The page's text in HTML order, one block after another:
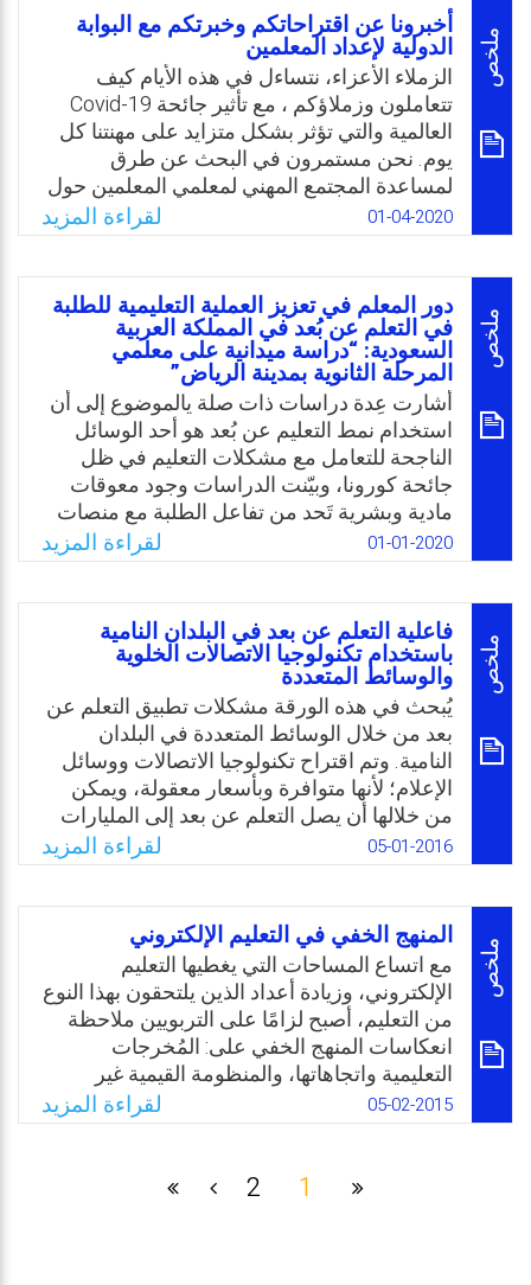
الصعوبات المشتركة تمت المواجهة؟ (2) أي
حلول وجدت؟ (3) ماذا يمكن أن نتعلم للمستقبل،
من أجل أن نعمل بشكل صحيح حتى في الأيام
الروتينية؟
WhatsApp
Facebook
Twitter
Email
ملخص
أخبرونا عن اقتراحاتكم وخبرتكم مع البوابة
الدولية لإعداد المعلمين
الزملاء الأعزاء، نتساءل في هذه الأيام كيف
تتعاملون وزملاؤكم ، مع تأثير جائحة Covid-19
العالمية والتي تؤثر بشكل متزايد على مهنتنا كل
يوم. نحن مستمرون في البحث عن طرق
لمساعدة المجتمع المهني لمعلمي المعلمين حول
العالم ، من خلال البوابة الدولية لإعداد المعلمين.
سنكون ممتنين إذا استطعتم أن تكتبوا لنا أفكاركم
واقتراحاتكم وطلباتكم ونعدكم بالنظر فيها وأخذها
في الحسبان.
WhatsApp
Facebook
Twitter
Email
01-04-2020 لقراءة المزيد
ملخص
دور المعلم في تعزيز العملية التعليمية للطلبة
في التعلم عن بُعد في المملكة العربية
السعودية: “دراسة ميدانية على معلمي
المرحلة الثانوية بمدينة الرياض”
أشارت عِدة دراسات ذات صلة يالموضوع إلى أن
استخدام نمط التعليم عن بُعد هو أحد الوسائل
الناجحة للتعامل مع مشكلات التعليم في ظل
جائحة كورونا، وبيّنت الدراسات وجود معوقات
مادية وبشرية تَحد من تفاعل الطلبة مع منصات
التعلم، ومنها: عدم توفر الإنترنت، وقلة الأجهزة،
وضعف في المهارات المطلوبة. بينما أشارت
دراسات أخرى لإيجابيات استخدام نمط التعلم
عن بُعد، مثل زيادة ثقافة الطلبة بمهارات
الحاسوب، وتقديم المادة التعليمية بطرق مشوقة
تُساعد الطلبة على الاحتفاظ بالمعلومات لفترات
أطول، كما وتقدم التغذية الراجعة الفورية
والمستمرة للمتعلم؛ وعليه تلخصت مشكلة
الدراسة بدور المعلم في تعزيز العملية التعليمية
للطلبة في التعلم عن بُعد بالمملكة العربية
السعودية.
WhatsApp
Facebook
Twitter
Email
01-01-2020 لقراءة المزيد
ملخص
فاعلية التعلم عن بعد في البلدان النامية
باستخدام تكنولوجيا الاتصالات الخلوية
والوسائط المتعددة
يُبحث في هذه الورقة مشكلات تطبيق التعلم عن
بعد من خلال الوسائط المتعددة في البلدان
النامية. وتم اقتراح تكنولوجيا الاتصالات ووسائل
الإعلام؛ لأنها متوافرة وبأسعار معقولة، ويمكن
من خلالها أن يصل التعلم عن بعد إلى المليارات
من الناس بطريقة فعّالة. وكذلك تم تقديم بعض
الأمثلة على الإنجازات التي تحققت في هذا
المجال. وهناك حاجة إلى المزيد من البحوث التي
يتعين القيام بها للاستفادة من فرصة الوصول إلى
البلايين في الدول النامية من خلال تكنولوجيا
الاتصالات، وتكنولوجيا الوسائط المتعددة، وتوجيه
التكنولوجيا متعددة الوسائط لنقلها إلى هذه
المواقع.
WhatsApp
Facebook
Twitter
Email
05-01-2016 لقراءة المزيد
ملخص
المنهج الخفي في التعليم الإلكتروني
مع اتساع المساحات التي يغطيها التعليم
الإلكتروني، وزيادة أعداد الذين يلتحقون بهذا النوع
من التعليم، أصبح لزامًا على التربويين ملاحظة
انعكاسات المنهج الخفي على: المُخرجات
التعليمية واتجاهاتها، والمنظومة القيمية غير
المقصودة في المنهاج والمقررات الإلكترونية
وانعكاسات الحوارات، واستراتيجيات التدريس
فضلا عن الارتباطات التشعيبية التعليمية،
05-02-2015 لقراءة المزيد
1
2